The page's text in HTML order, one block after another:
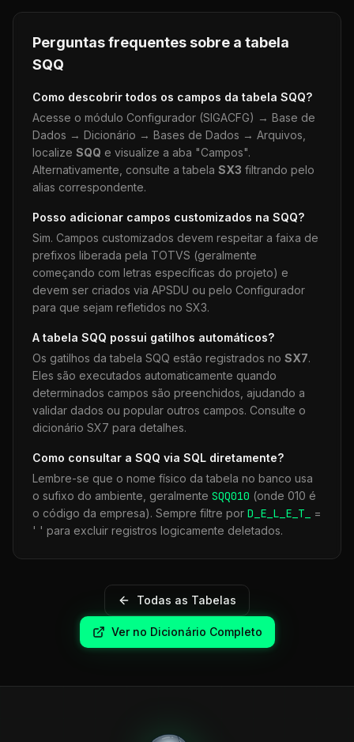
Perguntas frequentes sobre a tabela
SQQ
Como descobrir todos os campos da tabela SQQ?
Acesse o módulo Configurador (SIGACFG) → Base de
Dados → Dicionário → Bases de Dados → Arquivos,
localize SQQ e visualize a aba "Campos".
Alternativamente, consulte a tabela SX3 filtrando pelo
alias correspondente.
Posso adicionar campos customizados na SQQ?
Sim. Campos customizados devem respeitar a faixa de
prefixos liberada pela TOTVS (geralmente
começando com letras específicas do projeto) e
devem ser criados via APSDU ou pelo Configurador
para que sejam refletidos no SX3.
A tabela SQQ possui gatilhos automáticos?
Os gatilhos da tabela SQQ estão registrados no SX7.
Eles são executados automaticamente quando
determinados campos são preenchidos, ajudando a
validar dados ou popular outros campos. Consulte o
dicionário SX7 para detalhes.
Como consultar a SQQ via SQL diretamente?
Lembre-se que o nome físico da tabela no banco usa
o sufixo do ambiente, geralmente SQQ010 (onde 010 é
o código da empresa). Sempre filtre por D_E_L_E_T_
=
' ' para excluir registros logicamente deletados.
Todas as Tabelas
Ver no Dicionário Completo